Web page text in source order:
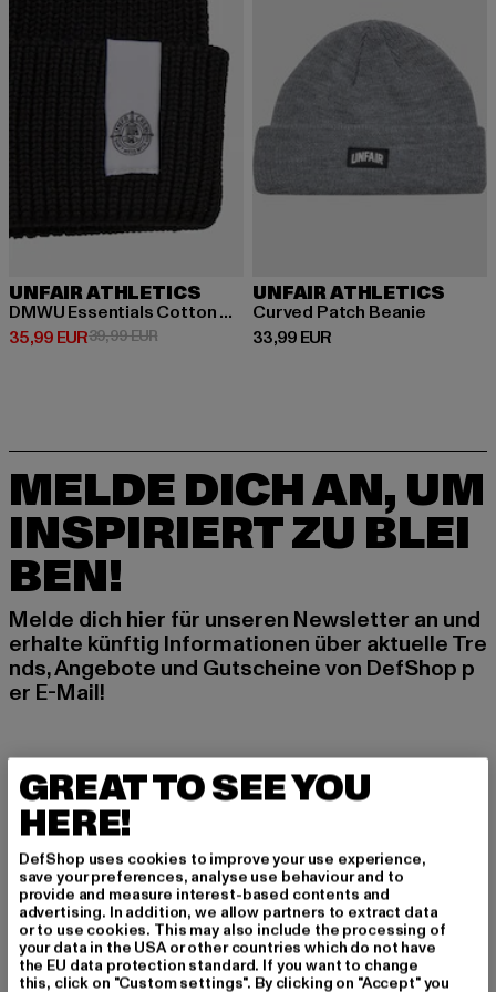
UNFAIR ATHLETICS
DMWU Essentials Cotton Beanie
35,99 EUR
Derzeitiger Preis: 35,99 EUR
39,99 EURAktionspreis: 39,99 EUR
UNFAIR ATHLETICS
Curved Patch Beanie
33,99 EUR
Derzeitiger Preis: 33,99 EUR
MELDE DICH AN, UM
INSPIRIERT ZU BLEI
BEN!
Melde dich hier für unseren Newsletter an und
erhalte künftig Informationen über aktuelle Tre
nds, Angebote und Gutscheine von DefShop p
er E-Mail!
An welchen Produkten bist du interessiert?
MÄNNER
FRAUEN
E-MAIL
ANMELDEN
GREAT TO SEE YOU
HERE!
DefShop uses cookies to improve your use experience,
save your preferences, analyse use behaviour and to
provide and measure interest-based contents and
advertising. In addition, we allow partners to extract data
or to use cookies. This may also include the processing of
your data in the USA or other countries which do not have
the EU data protection standard. If you want to change
this, click on "Custom settings". By clicking on "Accept" you